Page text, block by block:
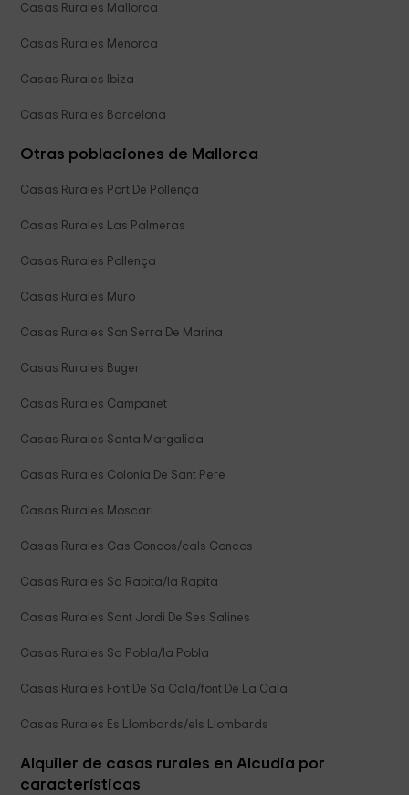
Casas Rurales Mallorca
Casas Rurales Menorca
Casas Rurales Ibiza
Casas Rurales Barcelona
Otras poblaciones de Mallorca
Casas Rurales Port De Pollença
Casas Rurales Las Palmeras
Casas Rurales Pollença
Casas Rurales Muro
Casas Rurales Son Serra De Marina
Casas Rurales Buger
Casas Rurales Campanet
Casas Rurales Santa Margalida
Casas Rurales Colonia De Sant Pere
Casas Rurales Moscari
Casas Rurales Cas Concos/cals Concos
Casas Rurales Sa Rapita/la Rapita
Casas Rurales Sant Jordi De Ses Salines
Casas Rurales Sa Pobla/la Pobla
Casas Rurales Font De Sa Cala/font De La Cala
Casas Rurales Es Llombards/els Llombards
Alquiler de casas rurales en Alcudia por
características